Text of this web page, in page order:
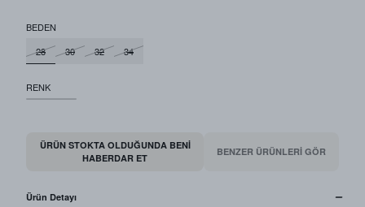
BEDEN
28
30 32 34
RENK
ÜRÜN STOKTA OLDUĞUNDA BENI
HABERDAR ET
BENZER ÜRÜNLERİ GÖR
Ürün Detayı